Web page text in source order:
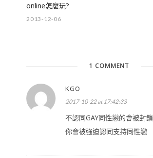
online怎麼玩?
2013-12-06
1 COMMENT
KGO
2017-10-22 at 17:42:33
不認同GAY同性戀的會被封鎖
你會被強迫認同支持同性戀